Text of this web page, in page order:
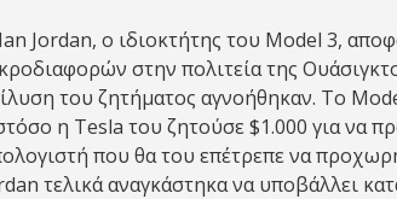
Jordan, ο ιδιοκτήτης του Model 3,
στην πολιτεία της
του ζητήματος αγνοήθηκαν. Το
η Tesla του ζητούσε $1.000 για να
που θα του επέτρεπε να
τελικά αναγκάστηκα να υποβάλλει